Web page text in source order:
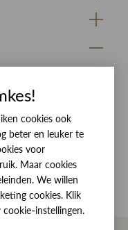
cookies ook
beter en leuker te
voor
Maar cookies
We willen
cookies. Klik
cookie-instellingen.